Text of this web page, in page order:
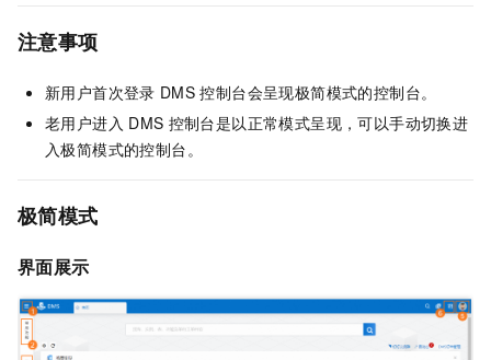
注意事项
新用户首次登录 DMS 控制台会呈现极简模式的控制台。
老用户进入 DMS 控制台是以正常模式呈现，可以手动切换进
入极简模式的控制台。
极简模式
界面展示